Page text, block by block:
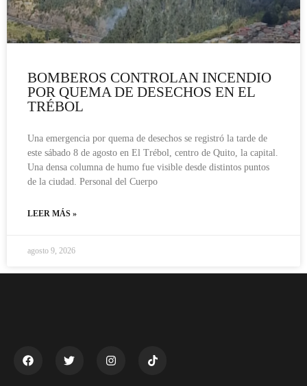
BOMBEROS CONTROLAN INCENDIO
POR QUEMA DE DESECHOS EN EL
TRÉBOL
Una emergencia por quema de desechos se registró la tarde de
este sábado 8 de agosto en El Trébol, centro de Quito, la capital.
Una densa columna de humo fue visible desde distintos puntos
de la ciudad. Personal del Cuerpo
LEER MÁS »
agosto 9, 2026